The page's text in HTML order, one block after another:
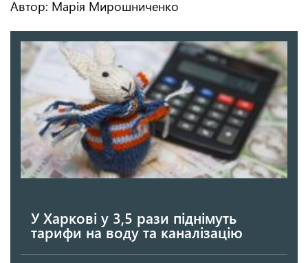
Автор: Марія Мирошниченко
У Харкові у 3,5 рази піднімуть
тарифи на воду та каналізацію